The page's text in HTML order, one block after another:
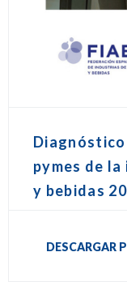
Diagnóstico
pymes de
y bebidas
DESCARGAR